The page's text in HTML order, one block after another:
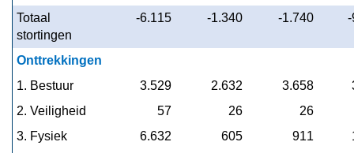
Totaal
stortingen
-6.115 -1.340 -1.740 -
Onttrekkingen
1. Bestuur
3.529 2.632 3.658
2. Veiligheid
57 26
26
3. Fysiek
6.632 605 911